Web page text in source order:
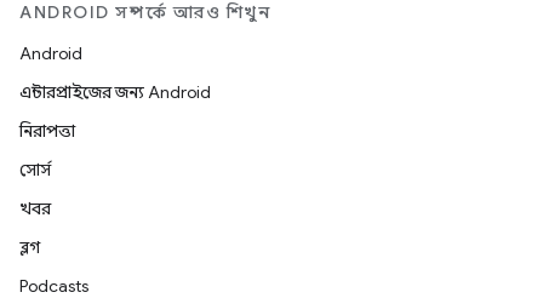
ANDROID সম্পর্কে আরও শিখুন
Android
এন্টারপ্রাইজের জন্য Android
নিরাপত্তা
সোর্স
খবর
ব্লগ
Podcasts